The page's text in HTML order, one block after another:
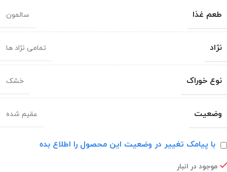
طعم غذا سالمون
نژاد تمامی نژاد ها
نوع خوراک خشک
وضعیت عقیم شده
با پیامک تغییر در وضعیت این محصول را اطلاع بده
موجود در انبار